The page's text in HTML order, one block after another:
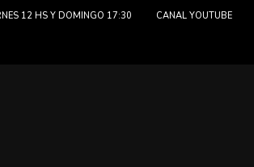
12 HS Y DOMINGO 17:30 CANAL YOUTUBE